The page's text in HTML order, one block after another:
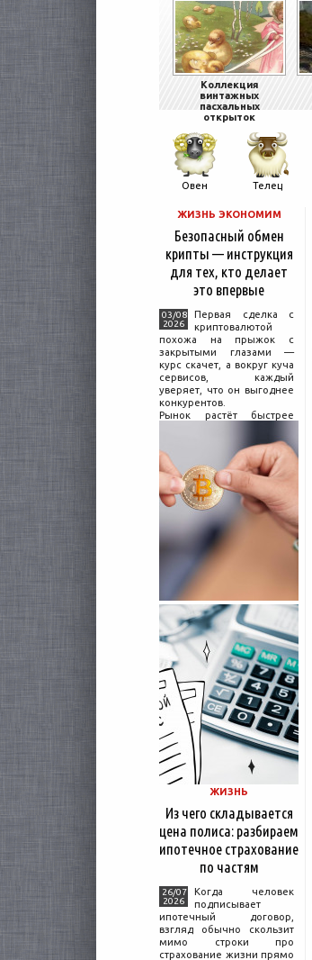
Коллекция
винтажных
пасхальных
открыток
Овен Телец
ЖИЗНЬ ЭКОНОМИМ
Безопасный обмен
крипты — инструкция
для тех, кто делает
это впервые
03/08
2026
Первая сделка с
криптовалютой
похожа на прыжок с
закрытыми глазами —
курс скачет, а вокруг куча
сервисов, каждый
уверяет, что он выгоднее
конкурентов.
Рынок растёт быстрее
поведения на нём.
Петербургские
криптообменники,
московские
ЖИЗНЬ
Из чего складывается
цена полиса: разбираем
ипотечное страхование
по частям
26/07
2026
Когда человек
подписывает
ипотечный договор,
взгляд обычно скользит
мимо строки про
страхование жизни прямо